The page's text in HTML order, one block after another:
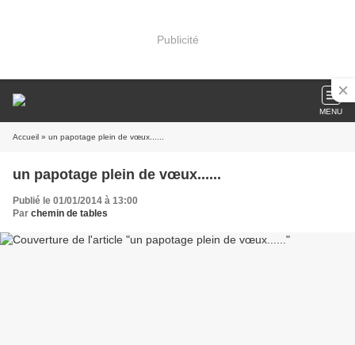
Publicité
MENU
Accueil » un papotage plein de vœux......
un papotage plein de vœux......
Publié le 01/01/2014 à 13:00
Par chemin de tables